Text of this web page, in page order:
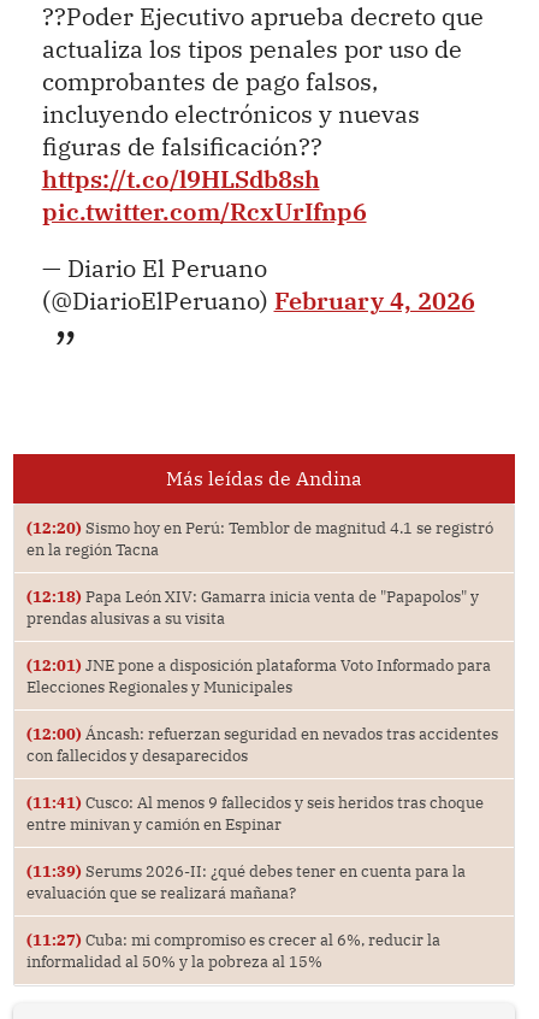
??Poder Ejecutivo aprueba decreto que
actualiza los tipos penales por uso de
comprobantes de pago falsos,
incluyendo electrónicos y nuevas
figuras de falsificación??
https://t.co/l9HLSdb8sh
pic.twitter.com/RcxUrIfnp6
— Diario El Peruano
(@DiarioElPeruano) February 4, 2026
Más leídas de Andina
(12:20) Sismo hoy en Perú: Temblor de magnitud 4.1 se registró
en la región Tacna
(12:18) Papa León XIV: Gamarra inicia venta de "Papapolos" y
prendas alusivas a su visita
(12:01) JNE pone a disposición plataforma Voto Informado para
Elecciones Regionales y Municipales
(12:00) Áncash: refuerzan seguridad en nevados tras accidentes
con fallecidos y desaparecidos
(11:41) Cusco: Al menos 9 fallecidos y seis heridos tras choque
entre minivan y camión en Espinar
(11:39) Serums 2026-II: ¿qué debes tener en cuenta para la
evaluación que se realizará mañana?
(11:27) Cuba: mi compromiso es crecer al 6%, reducir la
informalidad al 50% y la pobreza al 15%